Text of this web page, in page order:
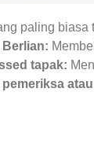
paling biasa
tapak: